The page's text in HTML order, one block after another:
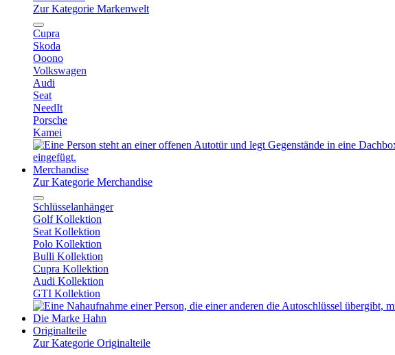
Zur Kategorie Markenwelt
Cupra
Skoda
Ooono
Volkswagen
Audi
Seat
NeedIt
Porsche
Kamei
Merchandise
Zur Kategorie Merchandise
Schlüsselanhänger
Golf Kollektion
Seat Kollektion
Polo Kollektion
Bulli Kollektion
Cupra Kollektion
Audi Kollektion
GTI Kollektion
Die Marke Hahn
Originalteile
Zur Kategorie Originalteile